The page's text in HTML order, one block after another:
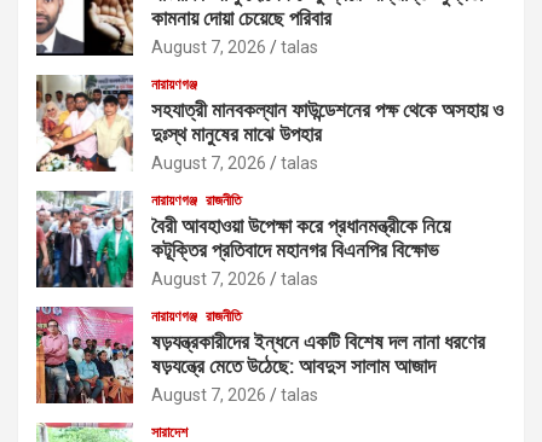
কামনায় দোয়া চেয়েছে পরিবার
August 7, 2026 talas
নারায়ণগঞ্জ
সহযাত্রী মানবকল্যান ফাউন্ডেশনের পক্ষ থেকে অসহায় ও
দুঃস্থ মানুষের মাঝে উপহার
August 7, 2026 talas
নারায়ণগঞ্জ রাজনীতি
বৈরী আবহাওয়া উপেক্ষা করে প্রধানমন্ত্রীকে নিয়ে
কটূক্তির প্রতিবাদে মহানগর বিএনপির বিক্ষোভ
August 7, 2026 talas
নারায়ণগঞ্জ রাজনীতি
ষড়যন্ত্রকারীদের ইন্ধনে একটি বিশেষ দল নানা ধরণের
ষড়যন্ত্রে মেতে উঠেছে: আবদুস সালাম আজাদ
August 7, 2026 talas
সারাদেশ